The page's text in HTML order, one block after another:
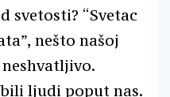
svetosti? “Svetac
nešto našoj
ljudi poput nas.